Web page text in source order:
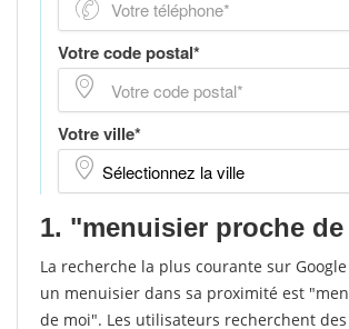
1. "menuisier proche
La recherche la plus courante sur
un menuisier dans sa proximité est
de moi". Les utilisateurs recherchent